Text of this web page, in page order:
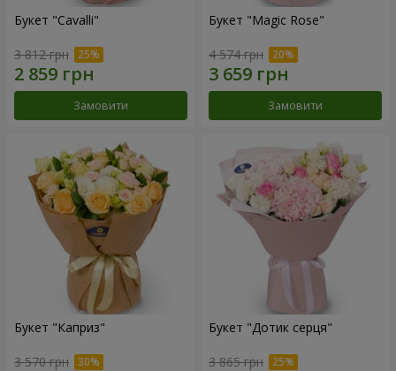
Букет "Cаvalli"
3 812 грн
Замовити
Букет "Magic Rose"
4 574 грн
Замовити
Букет "Каприз"
3 570 грн
Букет "Дотик серця"
3 865 грн